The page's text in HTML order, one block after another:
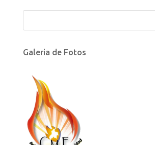
Galeria de Fotos